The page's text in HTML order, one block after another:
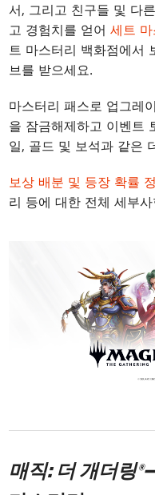
서, 그리고 친구들 및 다
고 경험치를 얻어세트
트 마스터리 백화점에서
브를 받으세요.
마스터리 패스로 업그레
을 잠금해제하고 이벤트
일, 골드 및 보석과 같은
보상 배분 및 등장 확률
리 등에 대한 전체 세부
매직: 더 개더링